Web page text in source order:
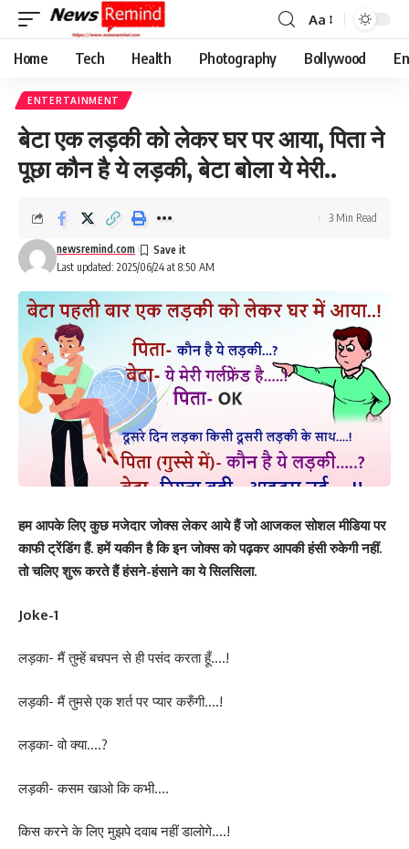
Font
Resizer
Aa
Home Tech Health Photography Bollywood
ENTERTAINMENT
बेटा एक लड़की को लेकर घर पर आया, पिता ने
पूछा कौन है ये लड़की, बेटा बोला ये मेरी..
Last updated: 2025/06/24 at 8:50 AM
newsremind.com
3 Min Read
हम आपके लिए कुछ मजेदार जोक्स लेकर आये हैं जो आजकल सोशल मीडिया पर
काफी ट्रेंडिंग हैं. हमें यकीन है कि इन जोक्स को पढ़कर आपकी हंसी रुकेगी नहीं.
तो चलिए शुरू करते हैं हंसने-हंसाने का ये सिलसिला.
Joke-1
लड़का- मैं तुम्हें बचपन से ही पसंद करता हूँ….!
लड़की- मैं तुमसे एक शर्त पर प्यार करुँगी….!
लड़का- वो क्या….?
लड़की- कसम खाओ कि कभी….
किस करने के लिए मुझपे दवाब नहीं डालोगे….!